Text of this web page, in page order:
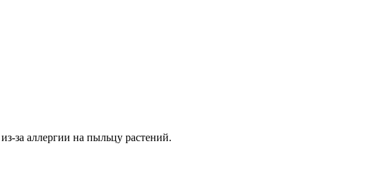
за аллергии на пыльцу растений.